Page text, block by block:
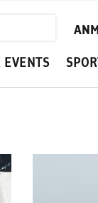
EVENTS